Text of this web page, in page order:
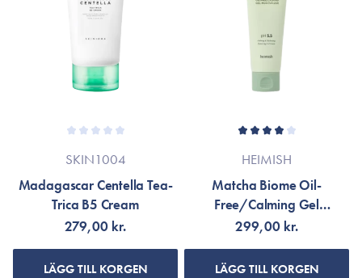
SKIN1004
Madagascar Centella Tea-
Trica B5 Cream
279,00 kr.
LÄGG TILL KORGEN
HEIMISH
Matcha Biome Oil-
Free/Calming Gel
Moisturizer
299,00 kr.
LÄGG TILL KORGEN